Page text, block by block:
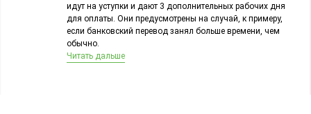
идут на уступки и дают 3 дополнительных рабочих дня
для оплаты. Они предусмотрены на случай, к примеру,
если банковский перевод занял больше времени, чем
обычно.
Читать дальше